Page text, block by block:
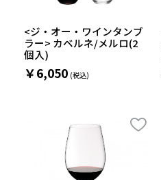
<ジ・オー・ワインタンブ
ラー> カベルネ/メルロ(2
個入)
￥6,050